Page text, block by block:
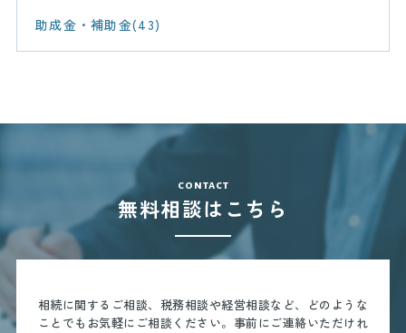
助成金・補助金(43)
contact
無料相談はこちら
相続に関するご相談、税務相談や経営相談など、どのような
ことでもお気軽にご相談ください。 事前にご連絡いただけれ